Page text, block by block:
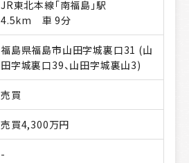
JR東北本線「南福島」駅
4.5km 車 9分
福島県福島市山田字城裏口31 (山
田字城裏口39、山田字城裏山3)
売買
売買4,300万円
-